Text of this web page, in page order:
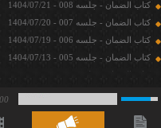
کتاب الضمان - جلسه 008 - 1404/07/21
کتاب الضمان - جلسه 007 - 1404/07/20
کتاب الضمان - جلسه 006 - 1404/07/19
کتاب الضمان - جلسه 005 - 1404/07/13